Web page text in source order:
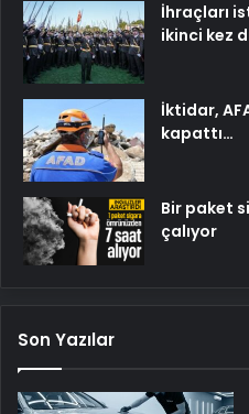
İhraçları
ikinci kez
İktidar,
kapattı…
Bir paket
çalıyor
Son Yazılar